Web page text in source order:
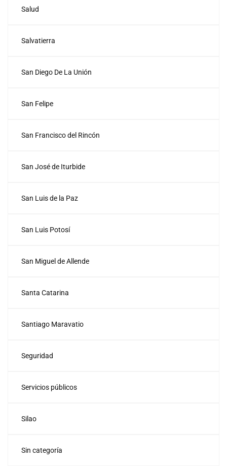
Salud
Salvatierra
San Diego De La Unión
San Felipe
San Francisco del Rincón
San José de Iturbide
San Luis de la Paz
San Luis Potosí
San Miguel de Allende
Santa Catarina
Santiago Maravatio
Seguridad
Servicios públicos
Silao
Sin categoría